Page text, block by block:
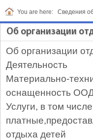
You are here: Сведения
Об организации
Об организации
Деятельность
Материально-
оснащенность
Услуги, в том числе
отдыха детей